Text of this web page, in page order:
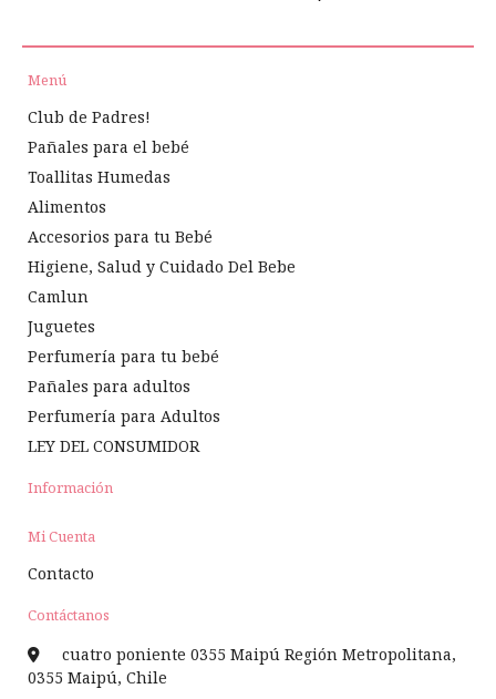
Menú
Club de Padres!
Pañales para el bebé
Toallitas Humedas
Alimentos
Accesorios para tu Bebé
Higiene, Salud y Cuidado Del Bebe
Camlun
Juguetes
Perfumería para tu bebé
Pañales para adultos
Perfumería para Adultos
LEY DEL CONSUMIDOR
Información
Mi Cuenta
Contacto
Contáctanos
cuatro poniente 0355 Maipú Región Metropolitana,
0355 Maipú, Chile